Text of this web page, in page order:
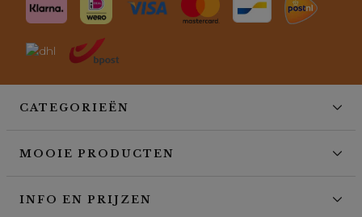
CATEGORIEËN
MOOIE PRODUCTEN
INFO EN PRIJZEN